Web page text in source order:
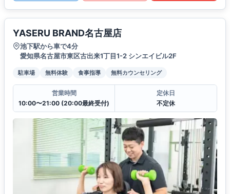
YASERU BRAND名古屋店
池下駅から車で4分
愛知県名古屋市東区古出来1丁目1-2 シンエイビル2F
駐車場 無料体験 食事指導 無料カウンセリング
営業時間
10:00〜21:00 (20:00最終受付)
定休日
不定休